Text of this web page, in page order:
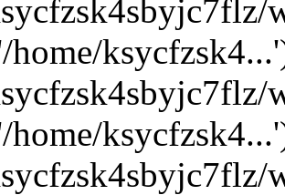
home/
home/